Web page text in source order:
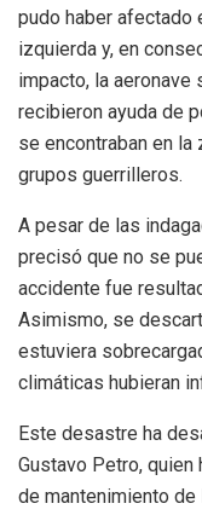
pudo haber afectado
izquierda y, en
impacto, la
recibieron ayuda de
se encontraban en la
grupos guerrilleros.
A pesar de las
precisó que no se
accidente fue
Asimismo, se
estuviera
climáticas hubieran
Este desastre ha
Gustavo Petro,
de mantenimiento de